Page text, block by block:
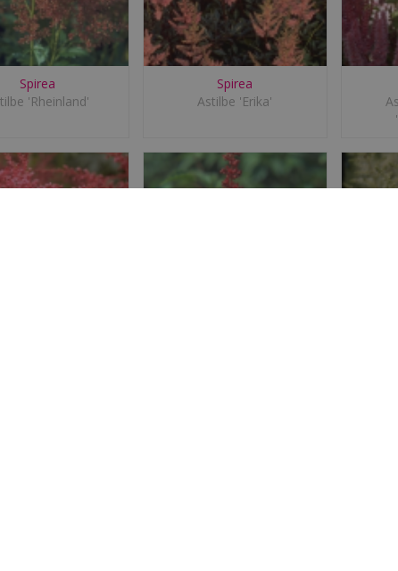
Spirea
'Rheinland'
Spirea
Astilbe 'Erika'